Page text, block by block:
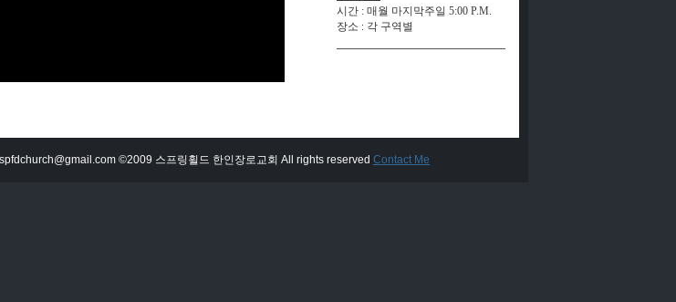
시간 : 매월 마지막주일 5:00 P.M.
장소 : 각 구역 별
©2009 스프링휠드 한인장로교회 All rights reserved Contact Me